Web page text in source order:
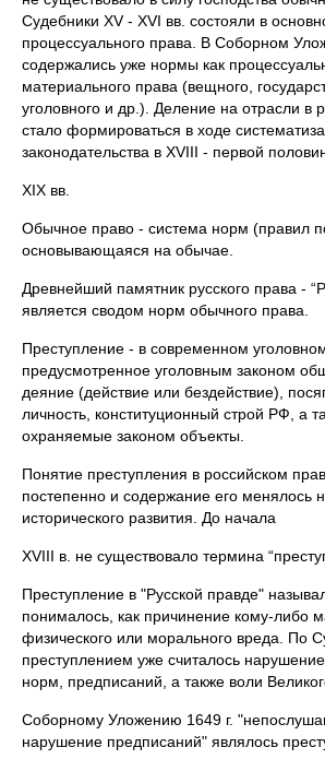
Судебники XV - XVI вв. состояли в
процессуального права. В Соборном
содержались уже нормы как
материального права (вещного,
уголовного и др.). Деление на отрасли в
стало формироваться в ходе
законодательства в XVIII - первой
XIX вв.
Обычное право - система норм (правил
основывающаяся на обычае.
Древнейший памятник русского права -
является сводом норм обычного права.
Преступление - в современном
предусмотренное уголовным законом
деяние (действие или бездействие),
личность, конституционный строй РФ, а
охраняемые законом объекты.
Понятие преступления в российском
постепенно и содержание его менялось
исторического развития. До начала
XVIII в. не существовало термина
Преступление в "Русской правде"
понималось, как причинение кому-либо
физического или морального вреда. По
преступлением уже считалось
норм, предписаний, а также воли
Соборному Уложению 1649 г.
нарушение предписаний" являлось